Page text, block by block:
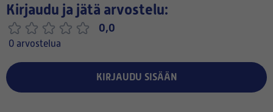
Kirjaudu ja jätä arvostelu:
0,0
0 arvostelua
KIRJAUDU SISÄÄN